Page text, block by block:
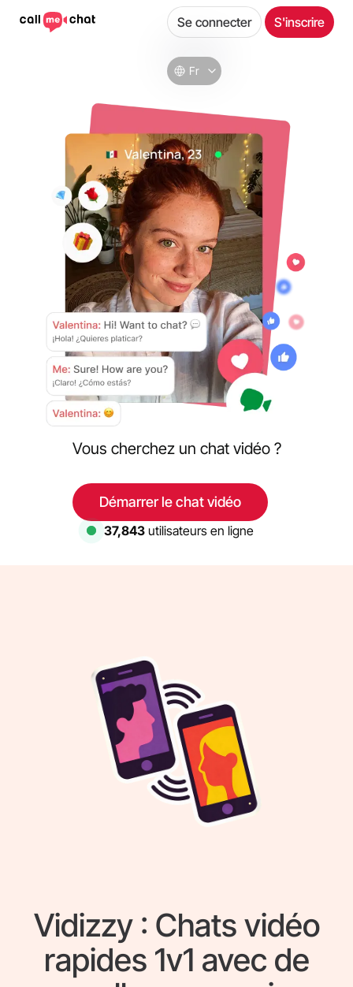
Fr
Se connecter S'inscrire
Vous cherchez un chat vidéo ?
Démarrer le chat vidéo
37,843utilisateurs en ligne
Vidizzy : Chats vidéo
rapides 1v1 avec de